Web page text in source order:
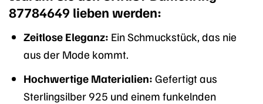
87784649 lieben werden:
Zeitlose Eleganz: Ein Schmuckstück, das nie
aus der Mode kommt.
Hochwertige Materialien: Gefertigt aus
Sterlingsilber 925 und einem funkelnden